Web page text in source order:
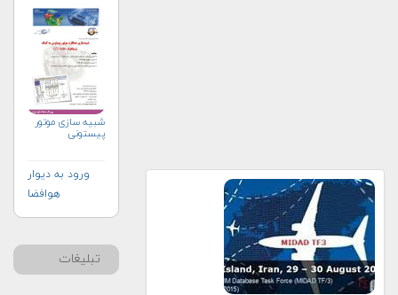
شبیه سازی موتور
پیستونی
ورود به دیوار
هوافضا
تبلیغات